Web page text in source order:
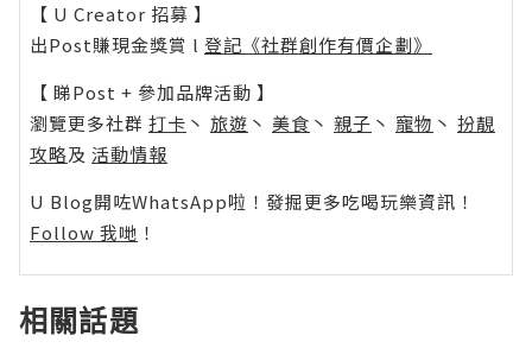
【 U Creator 招募 】
出Post賺現金獎賞 l 登記《社群創作有價企劃》
【 睇Post + 參加品牌活動 】
瀏覽更多社群 打卡 丶 旅遊 丶 美食 丶 親子 丶 寵物 丶 扮靚
攻略及 活動情報
U Blog開咗WhatsApp啦！發掘更多吃喝玩樂資訊！
Follow 我哋 ！
相關話題